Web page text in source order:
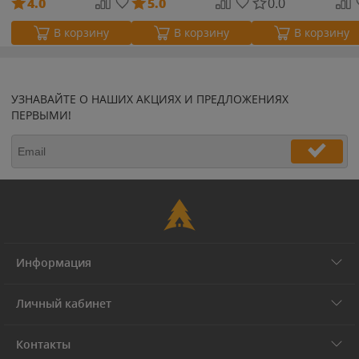
В корзину В корзину В корзину
УЗНАВАЙТЕ О НАШИХ АКЦИЯХ И ПРЕДЛОЖЕНИЯХ
ПЕРВЫМИ!
Информация
Личный кабинет
Контакты